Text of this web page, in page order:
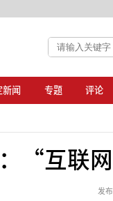
新闻 专题 评论
“互联
发